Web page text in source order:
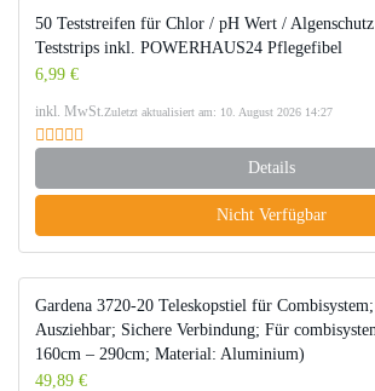
50 Teststreifen für Chlor / pH Wert / Algenschutz
Teststrips inkl. POWERHAUS24 Pflegefibel
6,99 €
inkl. MwSt.Zuletzt aktualisiert am: 10. August 2026 14:27
Details
Nicht Verfügbar
Gardena 3720-20 Teleskopstiel für
Ausziehbar; Sichere Verbindung; Für
160cm – 290cm; Material: Aluminium)
49,89 €